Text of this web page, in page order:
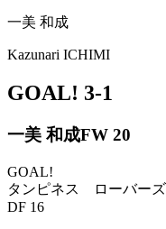
一美 和成
Kazunari ICHIMI
GOAL! 3-1
一美 和成FW 20
GOAL!
タンピネス ローバーズ
DF 16